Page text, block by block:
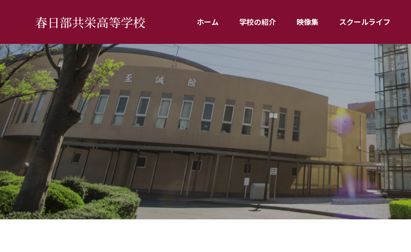
春日部共栄高等学校 ホーム 学校の紹介 映像集 スクールライフ